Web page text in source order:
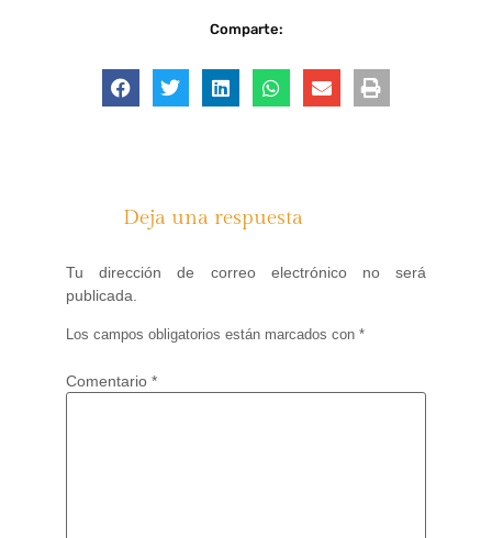
Comparte:
Deja una respuesta
Tu dirección de correo electrónico no será
publicada.
Los campos obligatorios están marcados con *
Comentario *